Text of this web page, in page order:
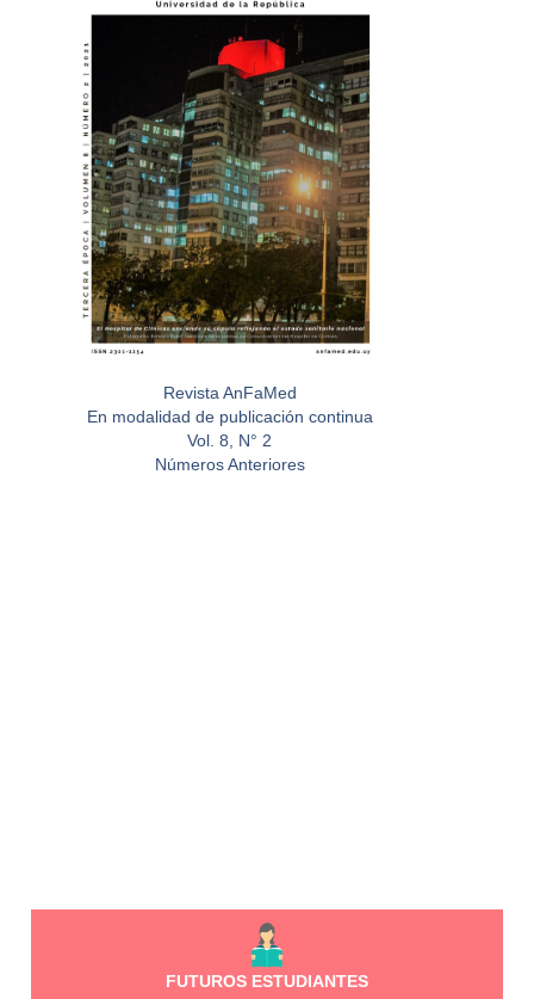
Revista AnFaMed
En modalidad de publicación continua
Vol. 8, N° 2
Números Anteriores
FUTUROS ESTUDIANTES